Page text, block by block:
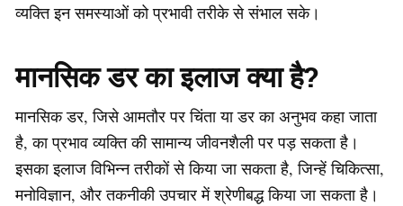
व्यक्ति इन समस्याओं को प्रभावी तरीके से संभाल सके।
मानसिक डर का इलाज क्या है?
मानसिक डर, जिसे आमतौर पर चिंता या डर का अनुभव कहा जाता
है, का प्रभाव व्यक्ति की सामान्य जीवनशैली पर पड़ सकता है।
इसका इलाज विभिन्न तरीकों से किया जा सकता है, जिन्हें चिकित्सा,
मनोविज्ञान, और तकनीकी उपचार में श्रेणीबद्ध किया जा सकता है।